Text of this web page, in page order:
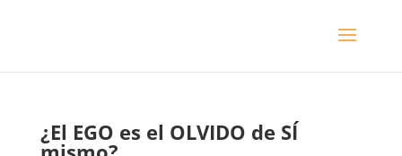
¿El EGO es el OLVIDO de SÍ